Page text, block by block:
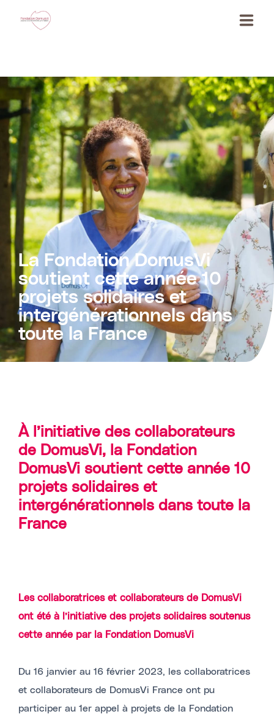
Nos actualités
Nos actions
Ils s’engagent
JE DEPOSE MON PROJET SOLIDAIRE-->
La Fondation DomusVi
soutient cette année 10
projets solidaires et
intergénérationnels dans
toute la France
À l’initiative des collaborateurs
de DomusVi, la Fondation
DomusVi soutient cette année 10
projets solidaires et
intergénérationnels dans toute la
France
Les collaboratrices et collaborateurs de DomusVi
ont été à l’initiative des projets solidaires soutenus
cette année par la Fondation DomusVi
Du 16 janvier au 16 février 2023, les collaboratrices
et collaborateurs de DomusVi France ont pu
participer au 1er appel à projets de la Fondation